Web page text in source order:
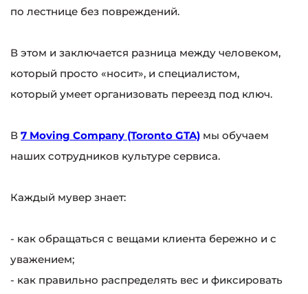
по лестнице без повреждений.
В этом и заключается разница между человеком,
который просто «носит», и специалистом,
который умеет организовать переезд под ключ.
В 7 Moving Company (Toronto GTA) мы обучаем
наших сотрудников культуре сервиса.
Каждый мувер знает:
- как обращаться с вещами клиента бережно и с
уважением;
- как правильно распределять вес и фиксировать